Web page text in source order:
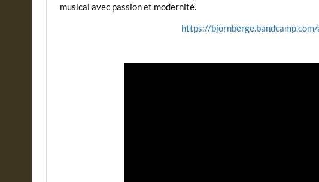
musical avec passion et modernité.
https://